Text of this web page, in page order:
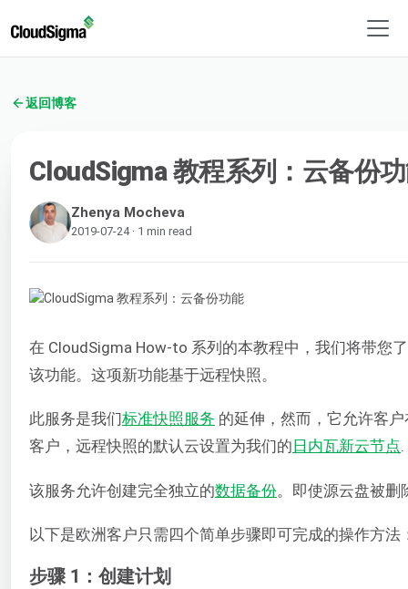
返回博客
CloudSigma 教程系列：云备份
Zhenya Mocheva
2019-07-24 · 1 min read
在 CloudSigma How-to 系列的本教程中，我们将带您
该功能。这项新功能基于远程快照。
此服务是我们标准快照服务 的延伸，然而，它允许客
客户，远程快照的默认云设置为我们的 日内瓦新云节点.
该服务允许创建完全独立的数据备份。即使源云盘被删
以下是欧洲客户只需四个简单步骤即可完成的操作方法
步骤 1：创建计划